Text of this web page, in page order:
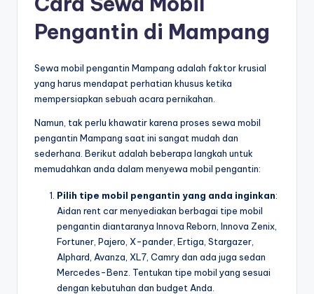
Pengantin di Mampang
Sewa mobil pengantin Mampang adalah faktor krusial
yang harus mendapat perhatian khusus ketika
mempersiapkan sebuah acara pernikahan.
Namun, tak perlu khawatir karena proses sewa mobil
pengantin Mampang saat ini sangat mudah dan
sederhana. Berikut adalah beberapa langkah untuk
memudahkan anda dalam menyewa mobil pengantin:
Pilih tipe mobil pengantin yang anda inginkan:
Aidan rent car menyediakan berbagai tipe mobil
pengantin diantaranya Innova Reborn, Innova Zenix,
Fortuner, Pajero, X-pander, Ertiga, Stargazer,
Alphard, Avanza, XL7, Camry dan ada juga sedan
Mercedes-Benz. Tentukan tipe mobil yang sesuai
dengan kebutuhan dan budget Anda.